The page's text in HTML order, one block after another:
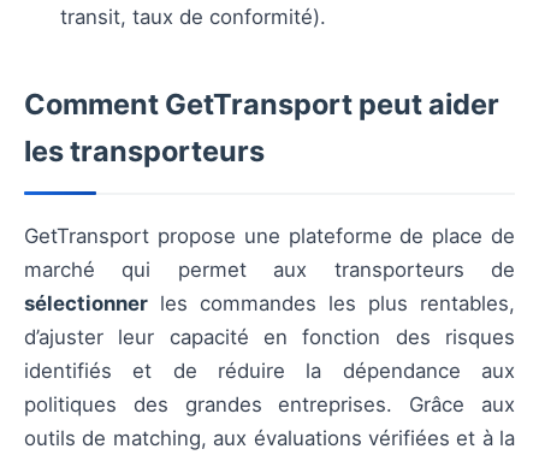
transit, taux de conformité).
Comment GetTransport peut aider
les transporteurs
GetTransport propose une plateforme de place de
marché qui permet aux transporteurs de
sélectionner les commandes les plus rentables,
d’ajuster leur capacité en fonction des risques
identifiés et de réduire la dépendance aux
politiques des grandes entreprises. Grâce aux
outils de matching, aux évaluations vérifiées et à la